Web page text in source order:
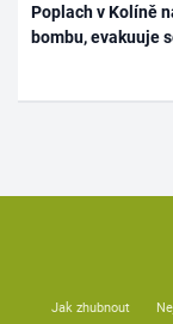
Poplach v Kolíně
bombu, evakuuje
Jak zhubnout